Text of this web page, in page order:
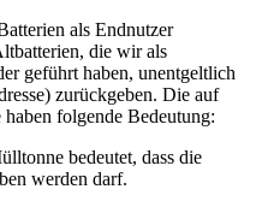
als Endnutzer
die wir als
geführt haben, unentgeltlich
zurückgeben. Die auf
folgende Bedeutung:
bedeutet, dass die
werden darf.